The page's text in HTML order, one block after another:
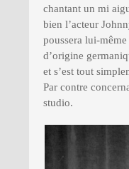
chantant un mi
bien l’acteur
poussera lui-
d’origine
et s’est tout
Par contre
studio.